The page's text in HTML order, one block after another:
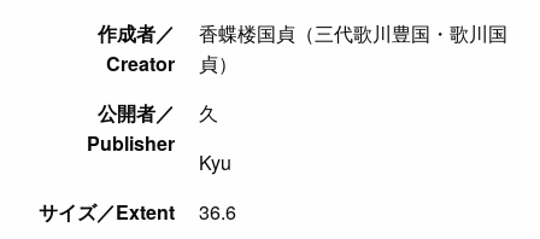
作成者／
Creator
香蝶楼国貞（三代歌川豊国・歌川国
貞）
公開者／
Publisher
久
Kyu
サイズ／Extent
36.6